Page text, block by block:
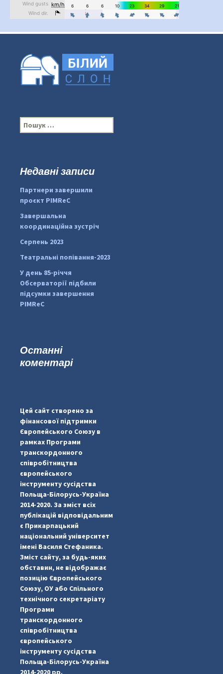
#PipIvanToday
pimrec_project
#PipIvanToday
П
о
:Недавні записи
Партнери завершили
проєкт PIMReC
Завершальна
координаційна зустріч
Серпень 2023
Театральні попівання-2023
У день 85-річчя
Обсерваторії підбили
підсумки завершення
PIMReC
Останні
коментарі
Цей сайт створено за
фінансової підтримки
Європейського Союзу в
рамках Програми
транскордонного
співробітництва
європейського
інструменту сусідства
Польща-Білорусь-Україна
2014-2020. За зміст всіх
публікацій відповідальним
є Прикарпацький
національний університет
імені Василя Стефаника.
Зміст сайту, за будь-яких
обставин, не відображає
позицію Європейського
Союзу, ОУ або Спільного
технічного секретаріату
Програми
транскордонного
співробітництва
європейського
інструменту сусідства
Польща-Білорусь-Україна
2014-2020 рр.